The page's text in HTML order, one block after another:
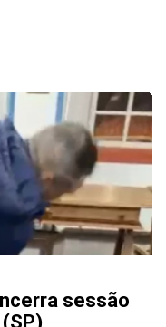
sessão